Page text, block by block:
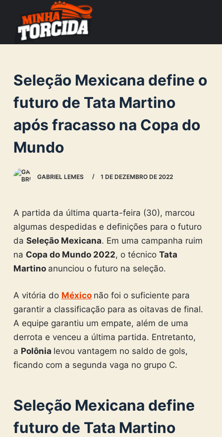
o
o
n
e
Seleção Mexicana define o
futuro de Tata Martino
após fracasso na Copa do
Mundo
GABRIEL LEMES 1 DE DEZEMBRO DE 2022
A partida da última quarta-feira (30), marcou
algumas despedidas e definições para o futuro
da Seleção Mexicana. Em uma campanha ruim
na Copa do Mundo 2022, o técnico Tata
Martino anunciou o futuro na seleção.
A vitória do México não foi o suficiente para
garantir a classificação para as oitavas de final.
A equipe garantiu um empate, além de uma
derrota e venceu a última partida. Entretanto,
a Polônia levou vantagem no saldo de gols,
ficando com a segunda vaga no grupo C.
Seleção Mexicana define
futuro de Tata Martino